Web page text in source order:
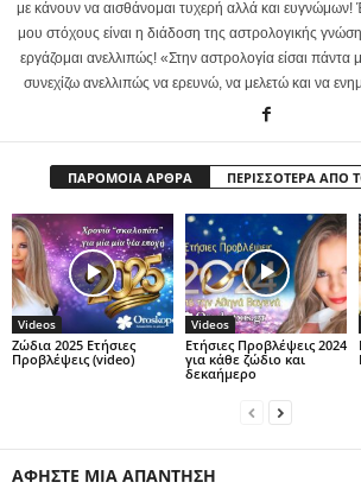
με κάνουν να αισθάνομαι τυχερή αλλά και
μου στόχους είναι η διάδοση της αστρολογικής
εργάζομαι ανελλιπώς! «Στην αστρολογία είσαι πάντα
συνεχίζω ανελλιπώς να ερευνώ, να μελετώ και να
ΠΑΡΟΜΟΙΑ ΑΡΘΡΑ ΠΕΡΙΣΣΟΤΕΡΑ ΑΠΟ
Videos
Ζώδια 2025 Ετήσιες
Προβλέψεις (video)
Videos
Ετήσιες Προβλέψεις 2024
για κάθε ζώδιο και
δεκαήμερο
ΑΦΗΣΤΕ ΜΙΑ ΑΠΑΝΤΗΣΗ